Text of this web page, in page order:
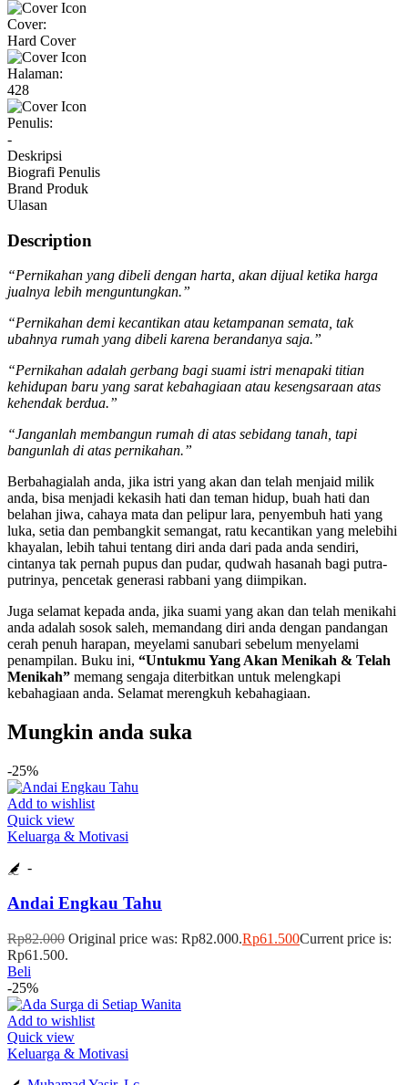
Cover:
Hard Cover
Halaman:
428
Penulis:
-
Deskripsi
Biografi Penulis
Brand Produk
Ulasan
Description
“Pernikahan yang dibeli dengan harta, akan dijual ketika harga
jualnya lebih menguntungkan.”
“Pernikahan demi kecantikan atau ketampanan semata, tak
ubahnya rumah yang dibeli karena berandanya saja.”
“Pernikahan adalah gerbang bagi suami istri menapaki titian
kehidupan baru yang sarat kebahagiaan atau kesengsaraan atas
kehendak berdua.”
“Janganlah membangun rumah di atas sebidang tanah, tapi
bangunlah di atas pernikahan.”
Berbahagialah anda, jika istri yang akan dan telah menjaid milik
anda, bisa menjadi kekasih hati dan teman hidup, buah hati dan
belahan jiwa, cahaya mata dan pelipur lara, penyembuh hati yang
luka, setia dan pembangkit semangat, ratu kecantikan yang melebihi
khayalan, lebih tahui tentang diri anda dari pada anda sendiri,
cintanya tak pernah pupus dan pudar, qudwah hasanah bagi putra-
putrinya, pencetak generasi rabbani yang diimpikan.
Juga selamat kepada anda, jika suami yang akan dan telah menikahi
anda adalah sosok saleh, memandang diri anda dengan pandangan
cerah penuh harapan, meyelami sanubari sebelum menyelami
penampilan. Buku ini, “Untukmu Yang Akan Menikah & Telah
Menikah” memang sengaja diterbitkan untuk melengkapi
kebahagiaan anda. Selamat merengkuh kebahagiaan.
Mungkin anda suka
-25%
Add to wishlist
Quick view
Keluarga & Motivasi
-
Andai Engkau Tahu
Rp82.000 Original price was: Rp82.000.Rp61.500Current price is:
Rp61.500.
Beli
-25%
Add to wishlist
Quick view
Keluarga & Motivasi